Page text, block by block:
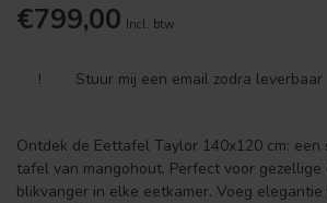
€799,00 Incl. btw
! Stuur mij een email zodra leverbaar
Ontdek de Eettafel Taylor 140x120 cm: een
tafel van mangohout. Perfect voor gezellige
blikvanger in elke eetkamer. Voeg